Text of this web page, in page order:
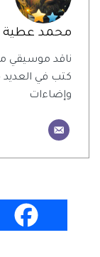
محمد عطية
ناقد موسيقي
كتب في
وإضاءات